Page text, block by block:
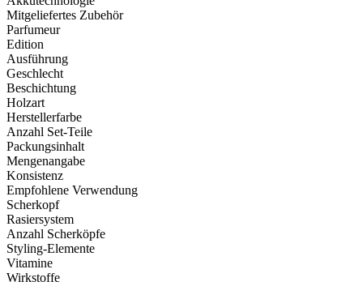
Mitgeliefertes Zubehör
Parfumeur
Edition
Ausführung
Geschlecht
Beschichtung
Holzart
Herstellerfarbe
Anzahl Set-Teile
Packungsinhalt
Mengenangabe
Konsistenz
Empfohlene Verwendung
Scherkopf
Rasiersystem
Anzahl Scherköpfe
Styling-Elemente
Vitamine
Wirkstoffe